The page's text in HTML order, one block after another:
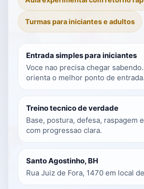
Turmas para iniciantes e adultos
Entrada simples para iniciantes
Voce nao precisa chegar
orienta o melhor ponto de entrada.
Treino tecnico de verdade
Base, postura, defesa, raspagem
com progressao clara.
Santo Agostinho, BH
Rua Juiz de Fora, 1470 em local